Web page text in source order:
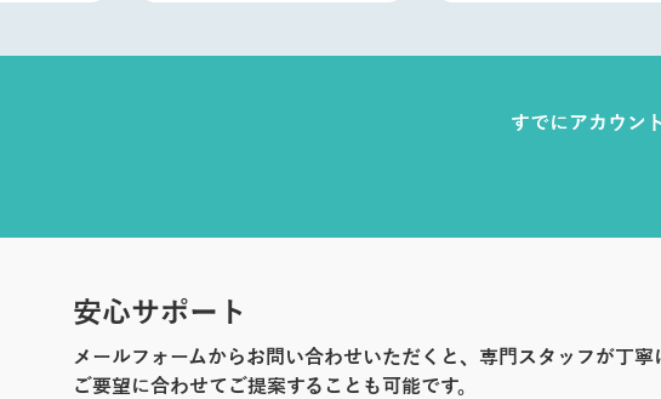
すでにアカウン
安心サポート
メールフォームからお問い合わせいただくと、専門スタッフが丁寧
ご要望に合わせてご提案することも可能です。